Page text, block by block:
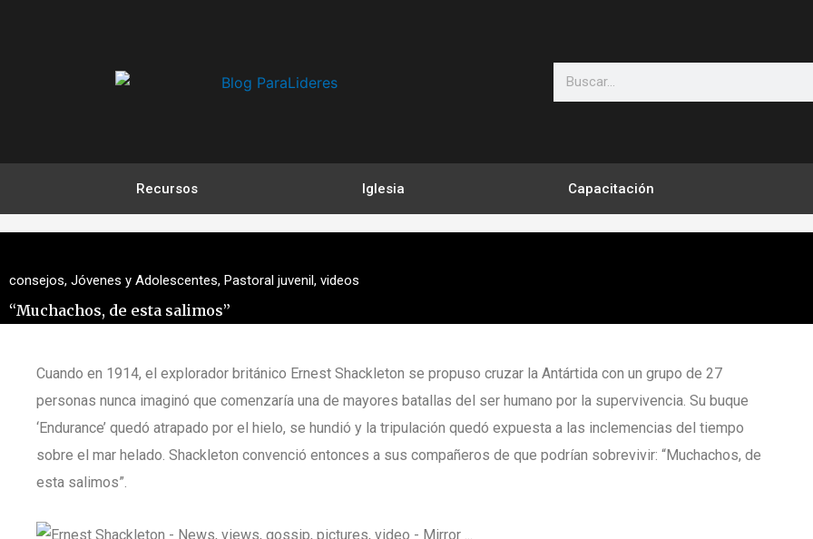
Search
Recursos Iglesia Capacitación
consejos, Jóvenes y Adolescentes, Pastoral juvenil, videos
“Muchachos, de esta salimos”
Cuando en 1914, el explorador británico Ernest Shackleton se propuso cruzar la Antártida con un grupo de 27
personas nunca imaginó que comenzaría una de mayores batallas del ser humano por la supervivencia. Su buque
‘Endurance’ quedó atrapado por el hielo, se hundió y la tripulación quedó expuesta a las inclemencias del tiempo
sobre el mar helado. Shackleton convenció entonces a sus compañeros de que podrían sobrevivir: “Muchachos, de
esta salimos”.